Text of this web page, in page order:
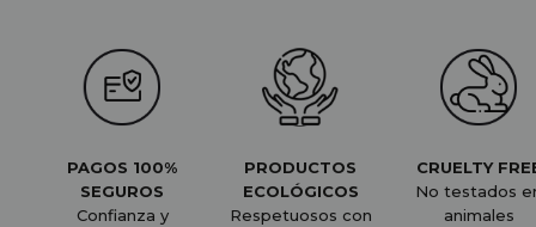
PAGOS 100%
SEGUROS
Confianza y
PRODUCTOS
ECOLÓGICOS
Respetuosos con
CRUELTY
No testados
animales